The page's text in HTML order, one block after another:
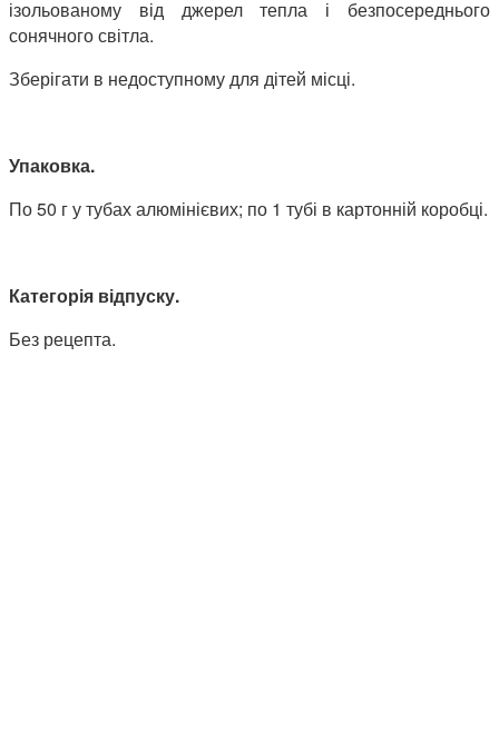
ізольованому від джерел тепла і безпосереднього
сонячного світла.
Зберігати в недоступному для дітей місці.
Упаковка.
По 50 г у тубах алюмінієвих; по 1 тубі в картонній коробці.
Категорія відпуску.
Без рецепта.